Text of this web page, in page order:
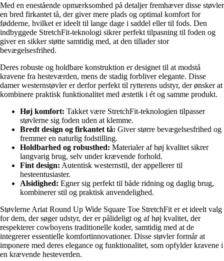
Med en enestående opmærksomhed på detaljer fremhæver disse støvler
en bred firkantet tå, der giver mere plads og optimal komfort for
fødderne, hvilket er ideelt til lange dage i saddel eller til fods. Den
indbyggede StretchFit-teknologi sikrer perfekt tilpasning til foden og
giver en sikker støtte samtidig med, at den tillader stor
bevægelsesfrihed.
Deres robuste og holdbare konstruktion er designet til at modstå
kravene fra hesteværden, mens de stadig forbliver elegante. Disse
damer westernstøvler er derfor perfekt til rytterens udstyr, der ønsker at
kombinere praktisk funktionalitet med æstetik i ét og samme produkt.
Høj komfort: Takket være StretchFit-teknologien tilpasser
støvlerne sig foden uden at klemme.
Bredt design og firkantet tå: Giver større bevægelsesfrihed og
fremmer en naturlig fodstilling.
Holdbarhed og robusthed: Materialer af høj kvalitet sikrer
langvarig brug, selv under krævende forhold.
Fint design: Autentisk westernstil, der appellerer til
hesteentusiaster.
Alsidighed: Egner sig perfekt til både ridning og daglig brug,
kombinerer stil og praktisk anvendelighed.
Støvlerne Ariat Round Up Wide Square Toe StretchFit er et ideelt valg
for dem, der søger udstyr, der er pålideligt og af høj kvalitet, der
respekterer cowboyens traditionelle koder, samtidig med at de
integrerer essentielle komfortinnovationer. Disse støvler formår at
imponere med deres elegance og funktionalitet, som opfylder kravene i
en krævende hesteverden.